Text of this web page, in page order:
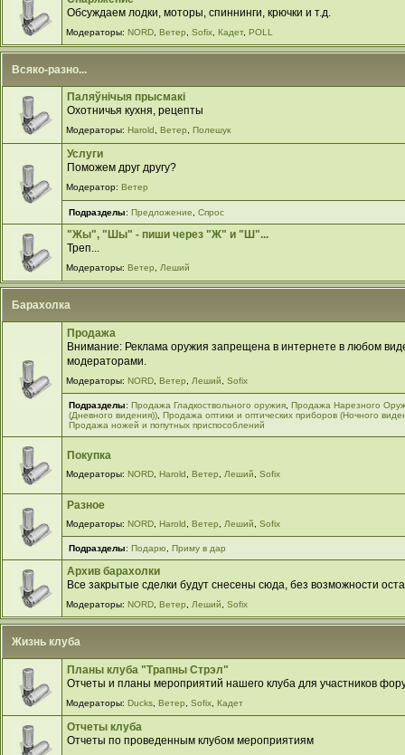
Обсуждаем лодки, моторы, спиннинги, крючки и т.д.
Модераторы: NORD, Ветер Sofix, Кадет, POLL
Всяко-разно...
Паляўнiчыя прысмакi
Охотничья кухня, рецепты
Модераторы: Harold , Ветер, Полешук
Услуги
Поможем друг другу?
Модератор: Ветер
Подразделы:Предложение ,Спрос
"Жы", "Шы" - пиши через "Ж" и "Ш"...
Треп...
Модераторы: Ветер, Леший
Барахолка
Продажа
Внимание: Реклама оружия запрещена в интернете в любом
модераторами.
Модераторы: NORD, Ветер Леший Sofix
Подразделы: Продажа Гладкоствольного оружия, Продажа Нарезного
(Дневного видения)), Продажа оптики и оптических приборов (Ночного
Продажа ножей и попутных приспособлений
Покупка
Модераторы: NORD, Harold Ветер Леший Sofix
Разное
Модераторы: NORD, Harold Ветер Леший Sofix
Подразделы: Подарю, Приму в дар
Архив барахолки
Все закрытые сделки будут снесены сюда, без возможности
Модераторы: NORD, Ветер Леший Sofix
Жизнь клуба
Планы клуба "Трапны Стрэл"
Отчеты и планы мероприятий нашего клуба для участников
Модераторы: Ducks, Ветер Sofix, Кадет
Отчеты клуба
Отчеты по проведенным клубом мероприятиям